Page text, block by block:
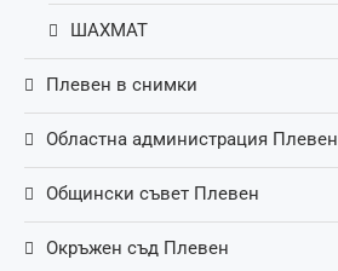
ШАХМАТ
Плевен в снимки
Областна администрация Плевен
Общински съвет Плевен
Окръжен съд Плевен